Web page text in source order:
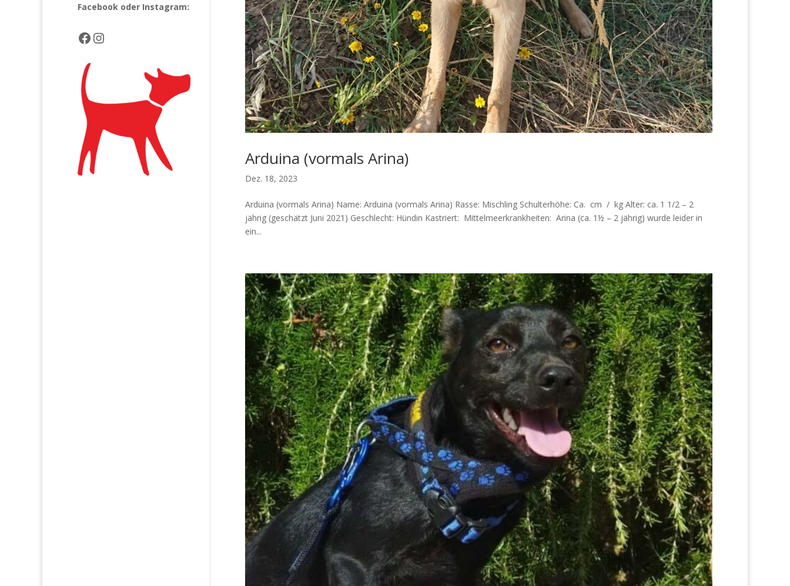
Arduina (vormals Arina)
Dez. 18, 2023
Arduina (vormals Arina) Name: Arduina (vormals Arina) Rasse: Mischling Schulterhöhe: Ca. cm / kg Alter: ca. 1 1/2 – 2
jährig (geschätzt Juni 2021) Geschlecht: Hündin Kastriert: Mittelmeerkrankheiten: Arina (ca. 1½ – 2 jährig) wurde leider in
ein...
Facebook oder Instagram:
Facebook
Instagram